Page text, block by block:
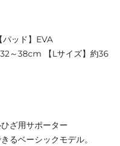
パッド】EVA
～38cm 【Lサイズ】約36
ざ用サポーター
るベーシックモデル。